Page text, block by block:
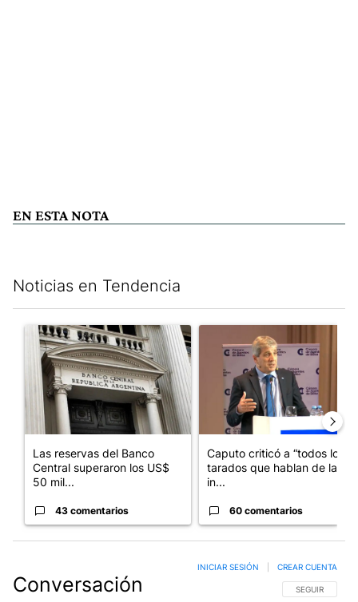
EN ESTA NOTA
Noticias en Tendencia
Un artículo de tendencia con el título "Las reservas del Banco
Las reservas del Banco
Central superaron los US$
50 mil...
43 comentarios
Caputo criticó a “todos los
tarados que hablan de la
in...
60 comentarios
Conversación SIGA ESTA
SEGUIR
INICIAR SESIÓN CREAR CUENTA